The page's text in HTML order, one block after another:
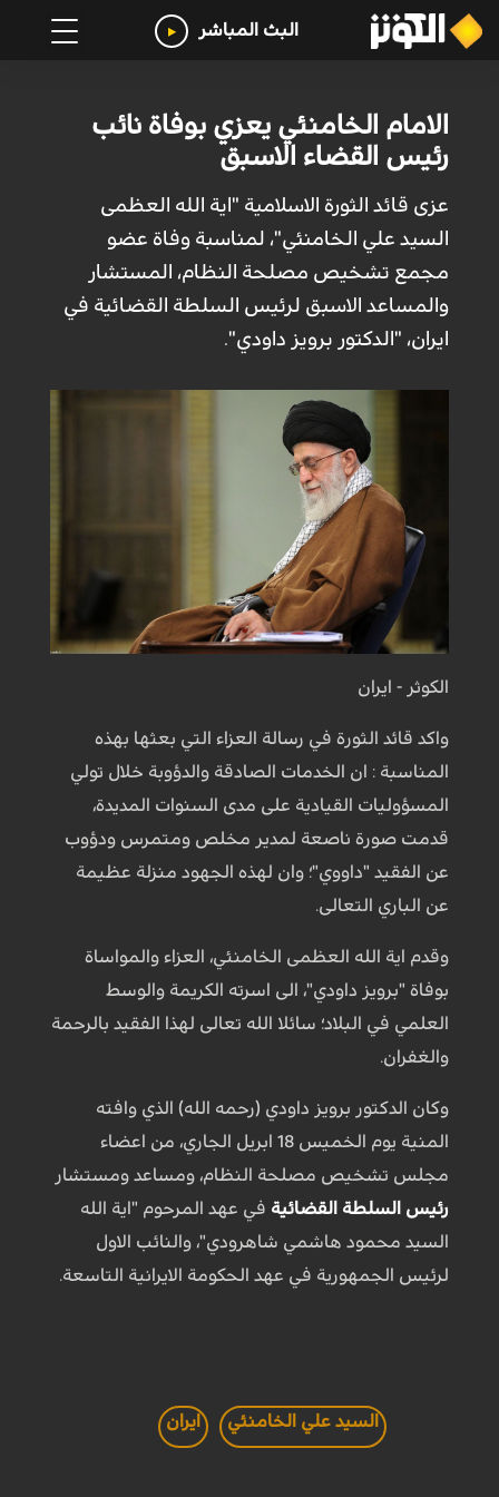
البث المباشر
الامام الخامنئي يعزي بوفاة نائب
رئيس القضاء الاسبق
عزى قائد الثورة الاسلامية "اية الله العظمى
السيد علي الخامنئي"، لمناسبة وفاة عضو
مجمع تشخيص مصلحة النظام، المستشار
والمساعد الاسبق لرئيس السلطة القضائية في
ايران، "الدكتور برويز داودي".
الكوثر - ايران
واكد قائد الثورة في رسالة العزاء التي بعثها بهذه
المناسبة : ان الخدمات الصادقة والدؤوبة خلال تولي
المسؤوليات القيادية على مدى السنوات المديدة،
قدمت صورة ناصعة لمدير مخلص ومتمرس ودؤوب
عن الفقيد "داووي"؛ وان لهذه الجهود منزلة عظيمة
عن الباري التعالى.
وقدم اية الله العظمى الخامنئي، العزاء والمواساة
بوفاة "برويز داودي"، الى اسرته الكريمة والوسط
العلمي في البلاد؛ سائلا الله تعالى لهذا الفقيد بالرحمة
والغفران.
وكان الدكتور برويز داودي (رحمه الله) الذي وافته
المنية يوم الخميس 18 ابريل الجاري، من اعضاء
مجلس تشخيص مصلحة النظام، ومساعد ومستشار
رئيس السلطة القضائية في عهد المرحوم "اية الله
السيد محمود هاشمي شاهرودي"، والنائب الاول
لرئيس الجمهورية في عهد الحكومة الايرانية التاسعة.
السيد علي الخامنئي ايران